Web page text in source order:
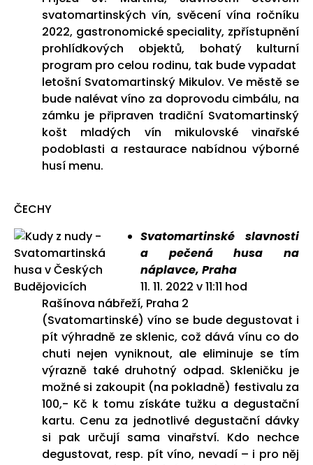
svatomartinských vín, svěcení vína ročníku
2022, gastronomické speciality, zpřístupnění
prohlídkových objektů, bohatý kulturní
program pro celou rodinu, tak bude vypadat
letošní Svatomartinský Mikulov. Ve městě se
bude nalévat víno za doprovodu cimbálu, na
zámku je připraven tradiční Svatomartinský
košt mladých vín mikulovské vinařské
podoblasti a restaurace nabídnou výborné
husí menu.
ČECHY
Svatomartinské slavnosti
a pečená husa na
náplavce, Praha
11. 11. 2022 v 11:11 hod
Rašínova nábřeží, Praha 2
(Svatomartinské) víno se bude degustovat i
pít výhradně ze sklenic, což dává vínu co do
chuti nejen vyniknout, ale eliminuje se tím
výrazně také druhotný odpad. Skleničku je
možné si zakoupit (na pokladně) festivalu za
100,- Kč k tomu získáte tužku a degustační
kartu. Cenu za jednotlivé degustační dávky
si pak určují sama vinařství. Kdo nechce
degustovat, resp. pít víno, nevadí – i pro něj